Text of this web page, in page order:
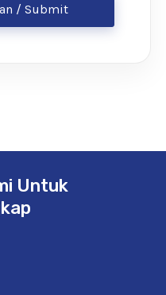
/ Submit
Untuk